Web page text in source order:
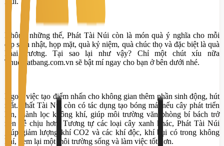
Không những thế, Phát Tài Núi còn là món quà ý nghĩa cho mỗi
dịp sinh nhật, họp mặt, quà kỷ niệm, quà chúc thọ và đặc biệt là quà
khai trương. Tại sao lại như vậy? Chỉ một chút xíu nữa
Thuematbang.com.vn sẽ bật mí ngay cho bạn ở bên dưới nhé.
Ngoài việc tạo điểm nhấn cho không gian thêm phần sinh động, hút
mắt. Phất Tài Núi còn có tác dụng tạo bóng mát nếu cây phát triển
lớn, thành lọc không khí, giúp môi trường văn phòng bí bách trở
nên dễ chịu hơn. Tương tự các loại cây xanh khác, Phát Tài Núi
giúp giảm lượng khí CO2 và các khí độc, khí bụi có trong không
khí, đem lại một môi trường sống và làm việc tốt hơn.